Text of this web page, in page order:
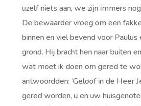
uzelf niets aan, we zijn immers nog
De bewaarder vroeg om een
binnen en viel bevend voor Paulus
grond. Hij bracht hen naar buiten
wat moet ik doen om gered te
antwoordden: ‘Geloof in de Heer
gered worden, u en uw